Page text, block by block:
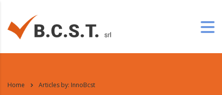
Home Articles by: InnoBcst